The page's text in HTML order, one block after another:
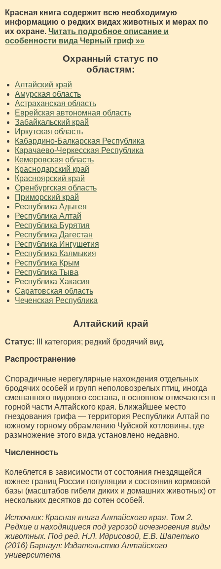
Красная книга содержит всю необходимую
информацию о редких видах животных и мерах по
их охране. Читать подробное описание и
особенности вида Черный гриф »»
Охранный статус по
областям:
Алтайский край
Амурская область
Астраханская область
Еврейская автономная область
Забайкальский край
Иркутская область
Кабардино-Балкарская Республика
Карачаево-Черкесская Республика
Кемеровская область
Краснодарский край
Красноярский край
Оренбургская область
Приморский край
Республика Адыгея
Республика Алтай
Республика Бурятия
Республика Дагестан
Республика Ингушетия
Республика Калмыкия
Республика Крым
Республика Тыва
Республика Хакасия
Саратовская область
Чеченская Республика
Алтайский край
Статус: III категория; редкий бродячий вид.
Распространение
Спорадичные нерегулярные нахождения отдельных
бродячих особей и групп неполовозрелых птиц, иногда
смешанного видового состава, в основном отмечаются в
горной части Алтайского края. Ближайшее место
гнездования грифа — территория Республики Алтай по
южному горному обрамлению Чуйской котловины, где
размножение этого вида установлено недавно.
Численность
Колеблется в зависимости от состояния гнездящейся
южнее границ России популяции и состояния кормовой
базы (масштабов гибели диких и домашних животных) от
нескольких десятков до сотен особей.
Источник: Красная книга Алтайского края. Том 2.
Редкие и находящиеся под угрозой исчезновения виды
животных. Под ред. Н.Л. Идрисовой, Е.В. Шапетько
(2016) Барнаул: Издательство Алтайского
университета